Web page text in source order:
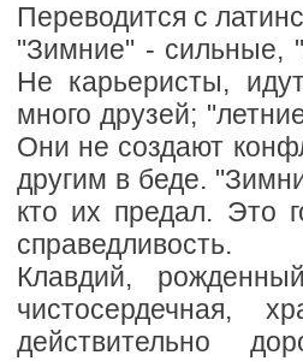
Переводится с
"Зимние" - сильные,
Не карьеристы,
много друзей;
Они не создают
другим в беде.
кто их предал. Это
справедливость.
Клавдий,
чистосердечная,
действительно